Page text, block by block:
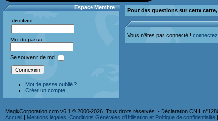
Espace Membre
Identifiant
Mot de passe
Se souvenir de moi
Mot de passe oublié ?
Créer un compte
Pour des questions sur cette
Vous n'êtes pas connecté !
MagicCorporation.com v6.1 © 2000-2026. Tous droits réservés. - Déclaration CNIL
Accueil | Mentions légales, Conditions Générales d'Utilisation et Politique de confidentialité